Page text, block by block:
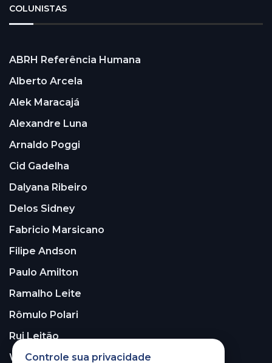
COLUNISTAS
ABRH Referência Humana
Alberto Arcela
Alek Maracajá
Alexandre Luna
Arnaldo Poggi
Cid Gadelha
Dalyana Ribeiro
Delos Sidney
Fabricio Marsicano
Filipe Andson
Paulo Amilton
Ramalho Leite
Rômulo Polari
Rui Leitão
Walter Santos
Controle sua privacidade